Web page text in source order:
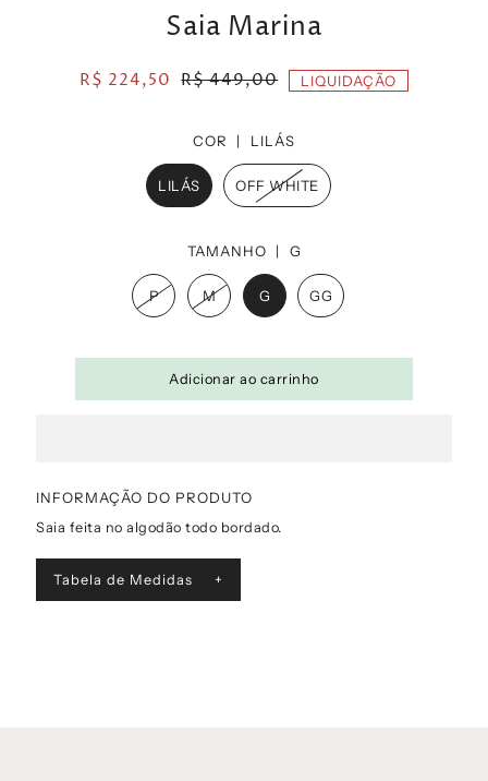
Saia Marina
R$ 224,50 R$ 449,00 LIQUIDAÇÃO
COR | LILÁS
LILÁS OFF WHITE
TAMANHO | G
P M G GG
INFORMAÇÃO DO PRODUTO
Saia feita no algodão todo bordado.
Tabela de Medidas